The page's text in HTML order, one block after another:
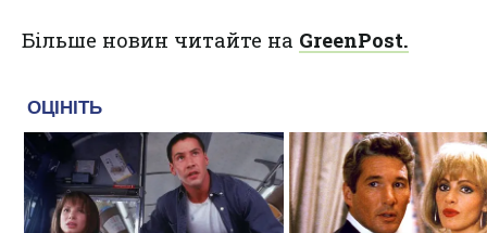
Більше новин читайте на GreenPost.